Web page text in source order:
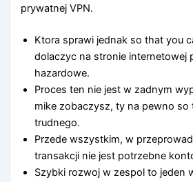
prywatnej VPN.
Ktora sprawi jednak so that you
dolaczyc na stronie internetowej
hazardowe.
Proces ten nie jest w zadnym
mike zobaczysz, ty na pewno
trudnego.
Przede wszystkim, w
transakcji nie jest potrzebne
Szybki rozwoj w zespol to jeden